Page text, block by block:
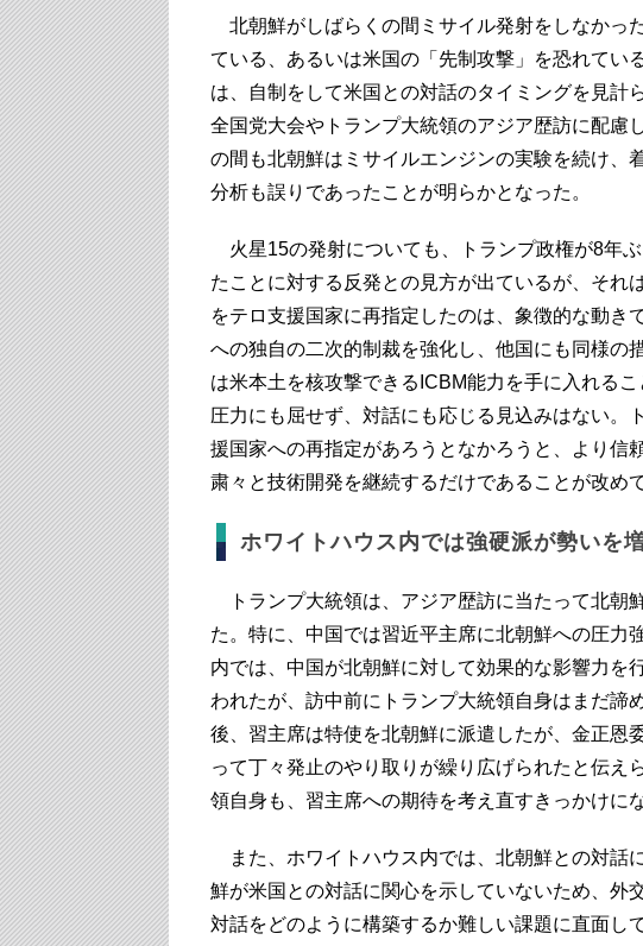
北朝鮮がしばらくの間ミサイル発射をしなかっ
ている、あるいは米国の「先制攻撃」を恐れてい
は、自制をして米国との対話のタイミングを見計
全国党大会やトランプ大統領のアジア歴訪に配慮
の間も北朝鮮はミサイルエンジンの実験を続け、
分析も誤りであったことが明らかとなった。
火星15の発射についても、トランプ政権が8年
たことに対する反発との見方が出ているが、それ
をテロ支援国家に再指定したのは、象徴的な動き
への独自の二次的制裁を強化し、他国にも同様の
は米本土を核攻撃できるICBM能力を手に入れる
圧力にも屈せず、対話にも応じる見込みはない。
援国家への再指定があろうとなかろうと、より信
粛々と技術開発を継続するだけであることが改め
ホワイトハウス内では強硬派が勢いを
トランプ大統領は、アジア歴訪に当たって北朝
た。特に、中国では習近平主席に北朝鮮への圧力
内では、中国が北朝鮮に対して効果的な影響力を
われたが、訪中前にトランプ大統領自身はまだ諦
後、習主席は特使を北朝鮮に派遣したが、金正恩
って丁々発止のやり取りが繰り広げられたと伝え
領自身も、習主席への期待を考え直すきっかけに
また、ホワイトハウス内では、北朝鮮との対話
鮮が米国との対話に関心を示していないため、外
対話をどのように構築するか難しい課題に直面し